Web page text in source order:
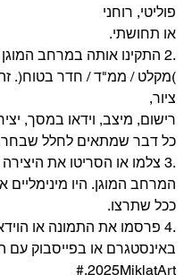
פוליטי, רוחני
או תחושתי.
.2 התקינו אותה במרחב
)מקלט / ממ"ד / חדר בטוח(. זה
ציור,
רישום, מיצב, וידאו במסך,
כל דבר שמתאים לחלל
.3 צלמו או הסריטו את
המרחב המוגן. היו מינימליים
ככל שתרצו.
.4 פרסמו את התמונה או
באינסטגרם או בפייסבוק עם
2025MiklatArt,#